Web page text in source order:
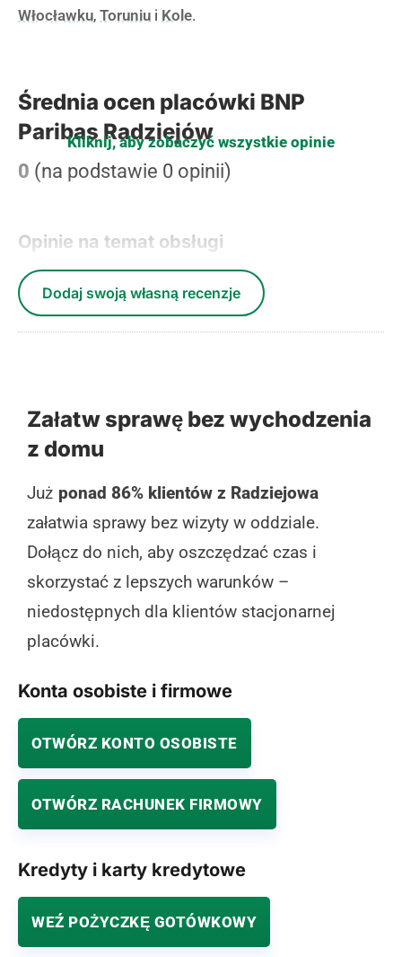
Włocławku, Toruniu i Kole.
Średnia ocen placówki BNP
Paribas Radziejów
0 (na podstawie 0 opinii)
Opinie na temat obsługi
Kliknij, aby zobaczyć wszystkie opinie
Dodaj swoją własną recenzje
Załatw sprawę bez wychodzenia
z domu
Już ponad 86% klientów z Radziejowa
załatwia sprawy bez wizyty w oddziale.
Dołącz do nich, aby oszczędzać czas i
skorzystać z lepszych warunków –
niedostępnych dla klientów stacjonarnej
placówki.
Konta osobiste i firmowe
OTWÓRZ KONTO OSOBISTE
OTWÓRZ RACHUNEK FIRMOWY
Kredyty i karty kredytowe
WEŹ POŻYCZKĘ GOTÓWKOWY